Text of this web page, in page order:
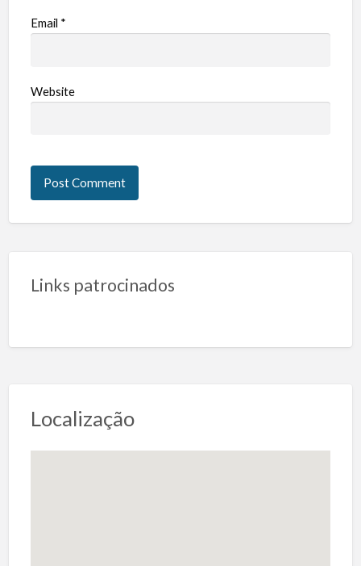
Email *
Website
Links patrocinados
Localização